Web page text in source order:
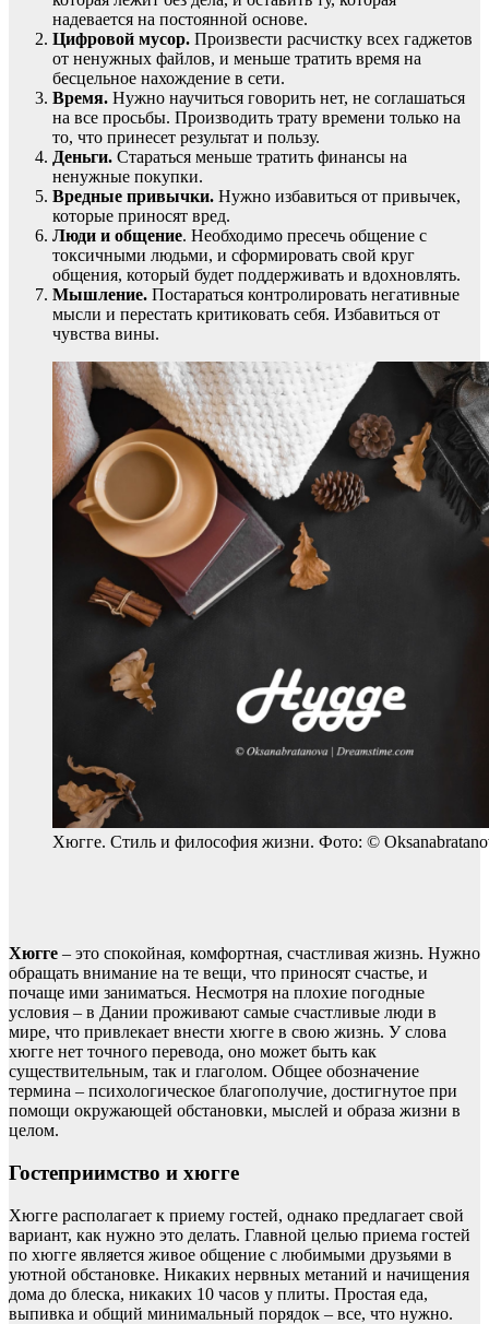
надевается на постоянной основе.
Цифровой мусор. Произвести расчистку всех гаджетов
от ненужных файлов, и меньше тратить время на
бесцельное нахождение в сети.
Время. Нужно научиться говорить нет, не соглашаться
на все просьбы. Производить трату времени только на
то, что принесет результат и пользу.
Деньги. Стараться меньше тратить финансы на
ненужные покупки.
Вредные привычки. Нужно избавиться от привычек,
которые приносят вред.
Люди и общение. Необходимо пресечь общение с
токсичными людьми, и сформировать свой круг
общения, который будет поддерживать и вдохновлять.
Мышление. Постараться контролировать негативные
мысли и перестать критиковать себя. Избавиться от
чувства вины.
Хюгге. Стиль и философия жизни. Фото: ©
Хюгге – это спокойная, комфортная, счастливая жизнь. Нужно
обращать внимание на те вещи, что приносят счастье, и
почаще ими заниматься. Несмотря на плохие погодные
условия – в Дании проживают самые счастливые люди в
мире, что привлекает внести хюгге в свою жизнь. У слова
хюгге нет точного перевода, оно может быть как
существительным, так и глаголом. Общее обозначение
термина – психологическое благополучие, достигнутое при
помощи окружающей обстановки, мыслей и образа жизни в
целом.
Гостеприимство и хюгге
Хюгге располагает к приему гостей, однако предлагает свой
вариант, как нужно это делать. Главной целью приема гостей
по хюгге является живое общение с любимыми друзьями в
уютной обстановке. Никаких нервных метаний и начищения
дома до блеска, никаких 10 часов у плиты. Простая еда,
выпивка и общий минимальный порядок – все, что нужно.